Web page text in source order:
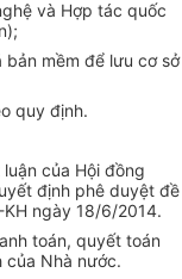
và Hợp tác quốc
bản mềm để lưu cơ sở
quy định.
của Hội đồng
định phê duyệt đề
ngày 18/6/2014.
toán, quyết toán
của Nhà nước.